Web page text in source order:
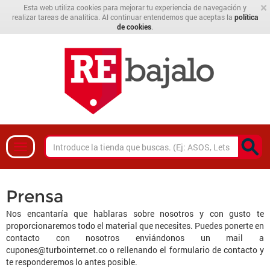
×
Esta web utiliza cookies para mejorar tu experiencia de navegación y
realizar tareas de analítica. Al continuar entendemos que aceptas la política
de cookies
Prensa
Nos encantaría que hablaras sobre nosotros y con gusto te
proporcionaremos todo el material que necesites. Puedes ponerte en
contacto con nosotros enviándonos un mail a
cupones@turbointernet.co o rellenando el formulario de contacto y
te responderemos lo antes posible.